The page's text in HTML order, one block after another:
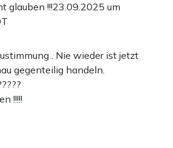
glauben !!!23.09.2025 um
. Nie wieder ist jetzt
gegenteilig handeln.
!!!!!